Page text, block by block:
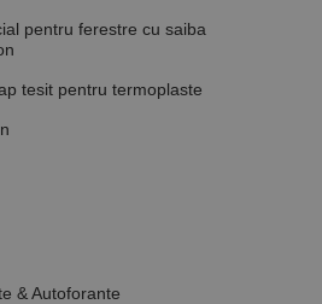
pentru ferestre cu saiba
tesit pentru termoplaste
& Autoforante